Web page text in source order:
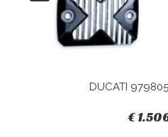
DUCATI
€